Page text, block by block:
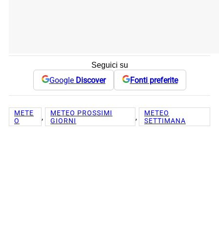
Seguici su
Google Discover Fonti preferite
METE
O
,
METEO PROSSIMI
GIORNI
,
METEO
SETTIMANA